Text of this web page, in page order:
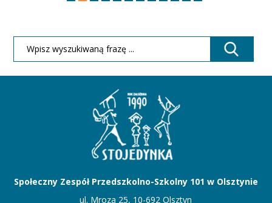
Społeczny Zespół Przedszkolno-Szkolny 101 w Olsztynie
ul. Mroza 25, 10-692 Olsztyn